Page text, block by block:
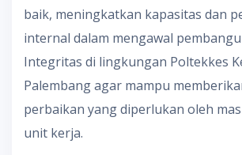
baik, meningkatkan kapasitas dan
internal dalam mengawal
Integritas di lingkungan Poltekkes
Palembang agar mampu
perbaikan yang diperlukan oleh
unit kerja.